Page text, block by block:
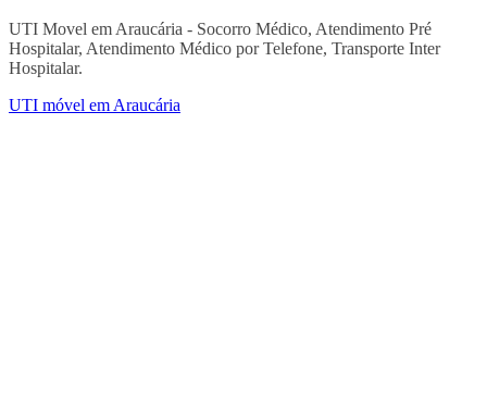
UTI Movel em Araucária - Socorro Médico, Atendimento Pré
Hospitalar, Atendimento Médico por Telefone, Transporte Inter
Hospitalar.
UTI móvel em Araucária